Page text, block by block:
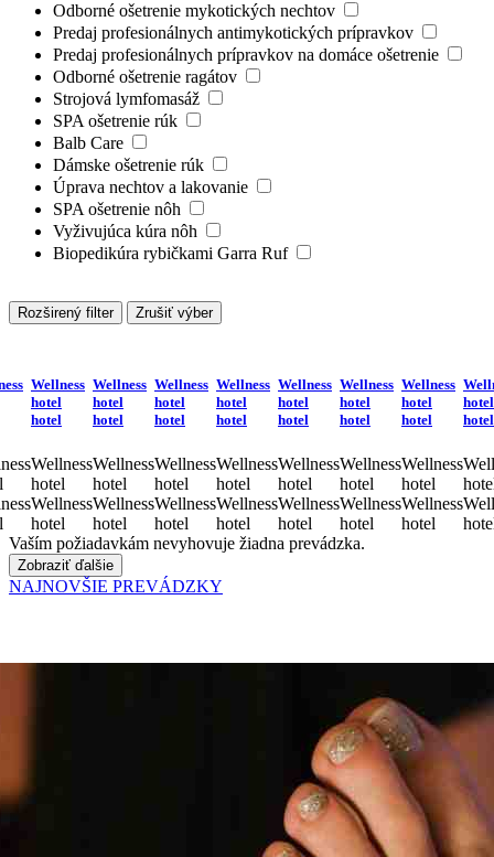
Odborné ošetrenie mykotických nechtov
Predaj profesionálnych antimykotických prípravkov
Predaj profesionálnych prípravkov na domáce ošetrenie
Odborné ošetrenie ragátov
Strojová lymfomasáž
SPA ošetrenie rúk
Balb Care
Dámske ošetrenie rúk
Úprava nechtov a lakovanie
SPA ošetrenie nôh
Vyživujúca kúra nôh
Biopedikúra rybičkami Garra Ruf
Rozširený filter Zrušiť výber
Wellness
hotel
hotel
Wellness
hotel
Wellness
hotel
Wellness
hotel
hotel
Wellness
hotel
Wellness
hotel
Wellness
hotel
hotel
Wellness
hotel
Wellness
hotel
Wellness
hotel
hotel
Wellness
hotel
Wellness
hotel
Wellness
hotel
hotel
Wellness
hotel
Wellness
hotel
Wellness
hotel
hotel
Wellness
hotel
Wellness
hotel
Wellness
hotel
hotel
Wellness
hotel
Wellness
hotel
hotel
hotel
Vaším požiadavkám nevyhovuje žiadna prevádzka.
Zobraziť ďalšie
NAJNOVŠIE PREVÁDZKY